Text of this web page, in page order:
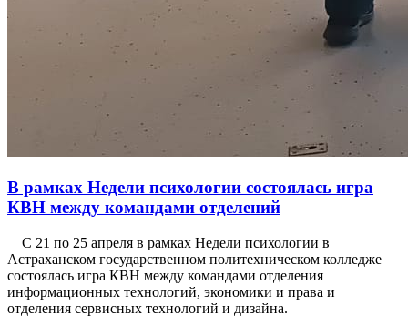
В рамках Недели психологии состоялась игра
КВН между командами отделений
С 21 по 25 апреля в рамках Недели психологии в
Астраханском государственном политехническом колледже
состоялась игра КВН между командами отделения
информационных технологий, экономики и права и
отделения сервисных технологий и дизайна.